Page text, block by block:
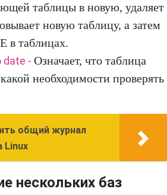
таблицы в новую, удаляет
новую таблицу, а затем
в таблицах.
date - Означает, что таблица
необходимости проверять
общий журнал
Linux
нескольких баз